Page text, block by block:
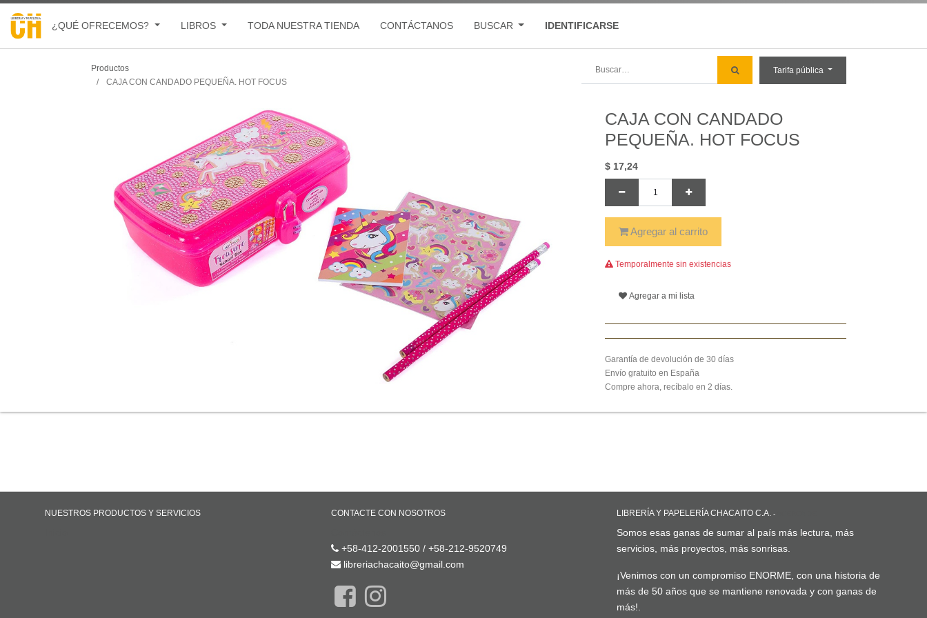
¿QUÉ OFRECEMOS? LIBROS TODA NUESTRA TIENDA CONTÁCTANOS BUSCAR IDENTIFICARSE
Productos
CAJA CON CANDADO PEQUEÑA. HOT FOCUS
Tarifa pública
CAJA CON CANDADO
PEQUEÑA. HOT FOCUS
$ 17,24
Agregar al carrito
Temporalmente sin existencias
Agregar a mi lista
Garantía de devolución de 30 días
Envío gratuito en España
Compre ahora, recíbalo en 2 días.
NUESTROS PRODUCTOS Y SERVICIOS CONTACTE CON NOSOTROS
+58-412-2001550 / +58-212-9520749
libreriachacaito@gmail.com
LIBRERÍA Y PAPELERÍA CHACAITO C.A. -
Somos esas ganas de sumar al país más lectura, más
servicios, más proyectos, más sonrisas.
¡Venimos con un compromiso ENORME, con una historia de
más de 50 años que se mantiene renovada y con ganas de
más!.